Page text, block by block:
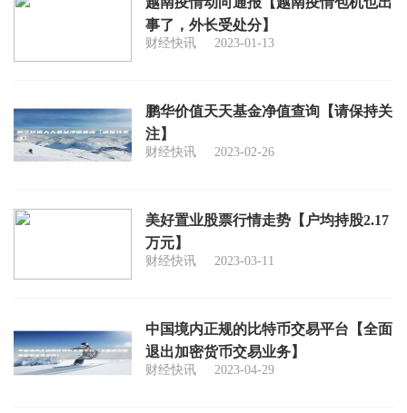
事了，外长受处分】
财经快讯 2023-01-13
鹏华价值天天基金净值查询【请保持关
注】
财经快讯 2023-02-26
美好置业股票行情走势【户均持股2.17
万元】
财经快讯 2023-03-11
中国境内正规的比特币交易平台【全面
退出加密货币交易业务】
财经快讯 2023-04-29